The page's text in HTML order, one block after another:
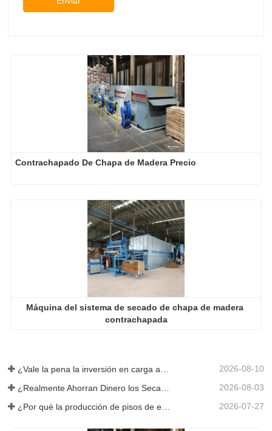
Contrachapado De Chapa de Madera Precio
Máquina del sistema de secado de chapa de madera
contrachapada
2026-08-10
2026-08-03
2026-07-27